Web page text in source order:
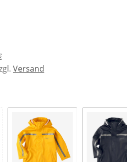
Versand